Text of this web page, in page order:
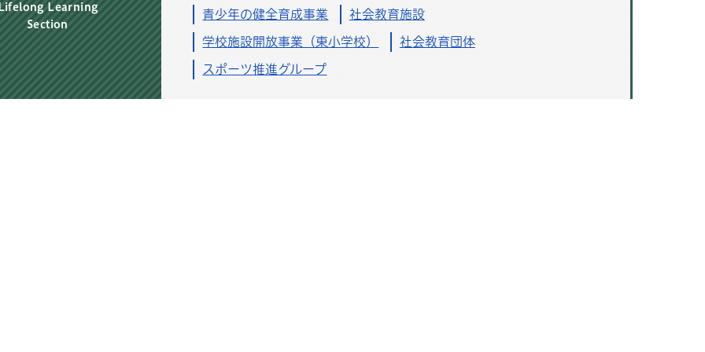
月19日 生涯学習課
化協会事業及びイベント紹介
Learning
Section
青少年の健全育成事業 社会教育施設
学校施設開放事業（東小学校） 社会教育団体
スポーツ推進グループ